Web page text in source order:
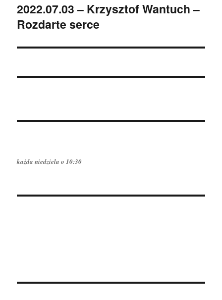
Następny
wpis:
2022.07.03 – Krzysztof Wantuch –
Rozdarte serce
każda niedziela o 10:30